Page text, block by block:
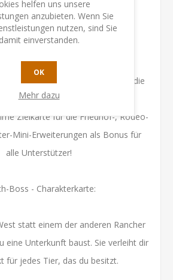
ein!
Ziele - Mini-Erweiterung:
dir noch mehr gute Gründe, die
Mini-Erweiterungen zu bauen! Je 1
Zielkarte für die Friedhof-, Rodeo-
Mini-Erweiterungen als Bonus für
alle Unterstützer!
Boss - Charakterkarte:
statt einem der anderen Rancher
eine Unterkunft baust. Sie verleiht dir
für jedes Tier, das du besitzt.
helfen uns unsere
anzubieten. Wenn Sie
nutzen, sind Sie
damit einverstanden.
OK
Mehr dazu